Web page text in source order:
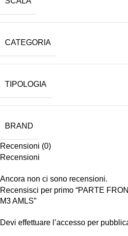
CATEGORIA
TIPOLOGIA
BRAND
Recensioni (0)
Recensioni
Ancora non ci sono recensioni.
Recensisci per primo “PARTE
M3 AMLS”
Devi effettuare l’accesso per